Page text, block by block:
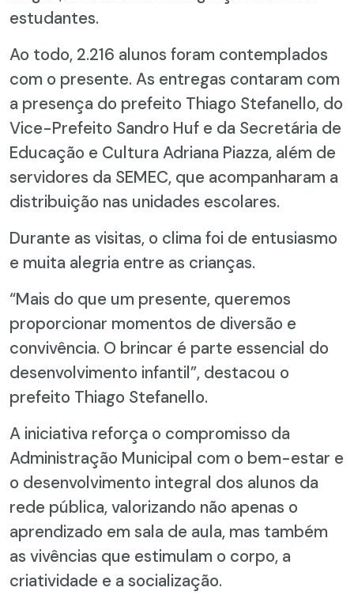
estudantes.
Ao todo, 2.216 alunos foram contemplados
com o presente. As entregas contaram com
a presença do prefeito Thiago Stefanello, do
Vice-Prefeito Sandro Huf e da Secretária de
Educação e Cultura Adriana Piazza, além de
servidores da SEMEC, que acompanharam a
distribuição nas unidades escolares.
Durante as visitas, o clima foi de entusiasmo
e muita alegria entre as crianças.
“Mais do que um presente, queremos
proporcionar momentos de diversão e
convivência. O brincar é parte essencial do
desenvolvimento infantil”, destacou o
prefeito Thiago Stefanello.
A iniciativa reforça o compromisso da
Administração Municipal com o bem-estar e
o desenvolvimento integral dos alunos da
rede pública, valorizando não apenas o
aprendizado em sala de aula, mas também
as vivências que estimulam o corpo, a
criatividade e a socialização.